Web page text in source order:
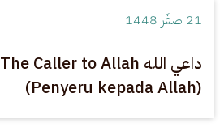
21 صفَر 1448
داعي الله The Caller to Allah
(Penyeru kepada Allah)